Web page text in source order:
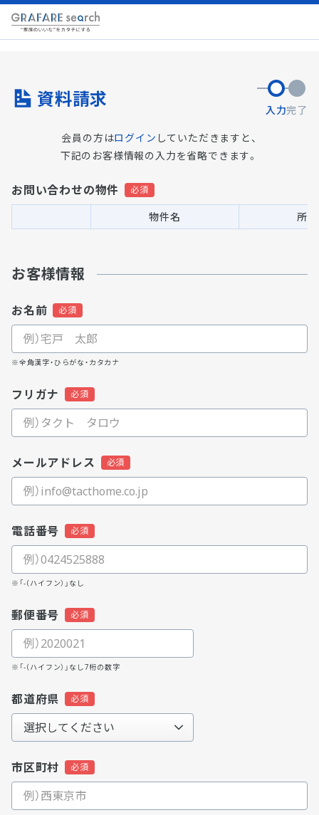
資料請求 入力完了
会員の方はログイン していただきますと、
下記のお客様情報の入力を省略できます。
お問い合わせの物件
物件名 所
お客様情報
お名前
※全角漢字・ひらがな・カタカナ
フリガナ
メールアドレス
電話番号
※「-（ハイフン）」なし
郵便番号
※「-（ハイフン）」なし7桁の数字
都道府県
市区町村